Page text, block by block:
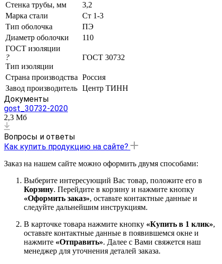
Стенка трубы, мм
3,2
Марка стали
Ст 1-3
Тип оболочка
ПЭ
Диаметр оболочки
110
ГОСТ изоляции
?
Тип изоляции
ГОСТ 30732
Страна производства Россия
Завод производитель Центр ТИНН
Документы
gost_30732-2020
2,3 Мб
Вопросы и ответы
Как купить продукцию на сайте?
Заказ на нашем сайте можно оформить двумя способами:
Выберите интересующий Вас товар, положите его в
Корзину. Перейдите в корзину и нажмите кнопку
«Оформить заказ», оставьте контактные данные и
следуйте дальнейшим инструкциям.
В карточке товара нажмите кнопку «Купить в 1 клик»,
оставьте контактные данные в появившемся окне и
нажмите «Отправить». Далее с Вами свяжется наш
менеджер для уточнения деталей заказа.